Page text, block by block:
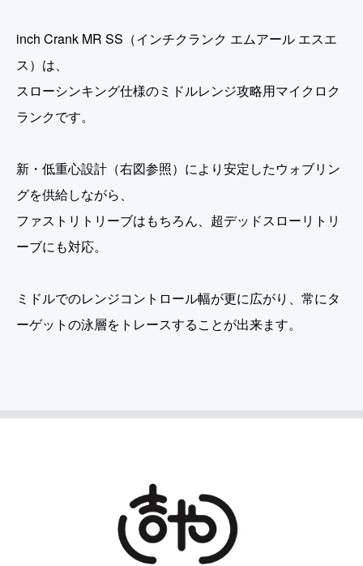
inch Crank MR SS（インチクランク エムアール エスエ
ス）は、
スローシンキング仕様のミドルレンジ攻略用マイクロク
ランクです。
新・低重心設計（右図参照）により安定したウォブリン
グを供給しながら、
ファストリトリーブはもちろん、超デッドスローリトリ
ーブにも対応。
ミドルでのレンジコントロール幅が更に広がり、常にタ
ーゲットの泳層をトレースすることが出来ます。